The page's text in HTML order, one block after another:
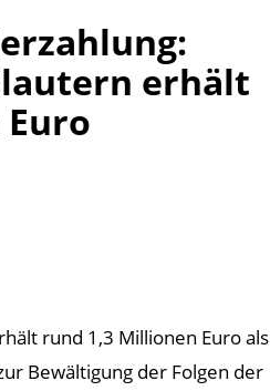
erhält
rund 1,3 Millionen Euro als
Bewältigung der Folgen der